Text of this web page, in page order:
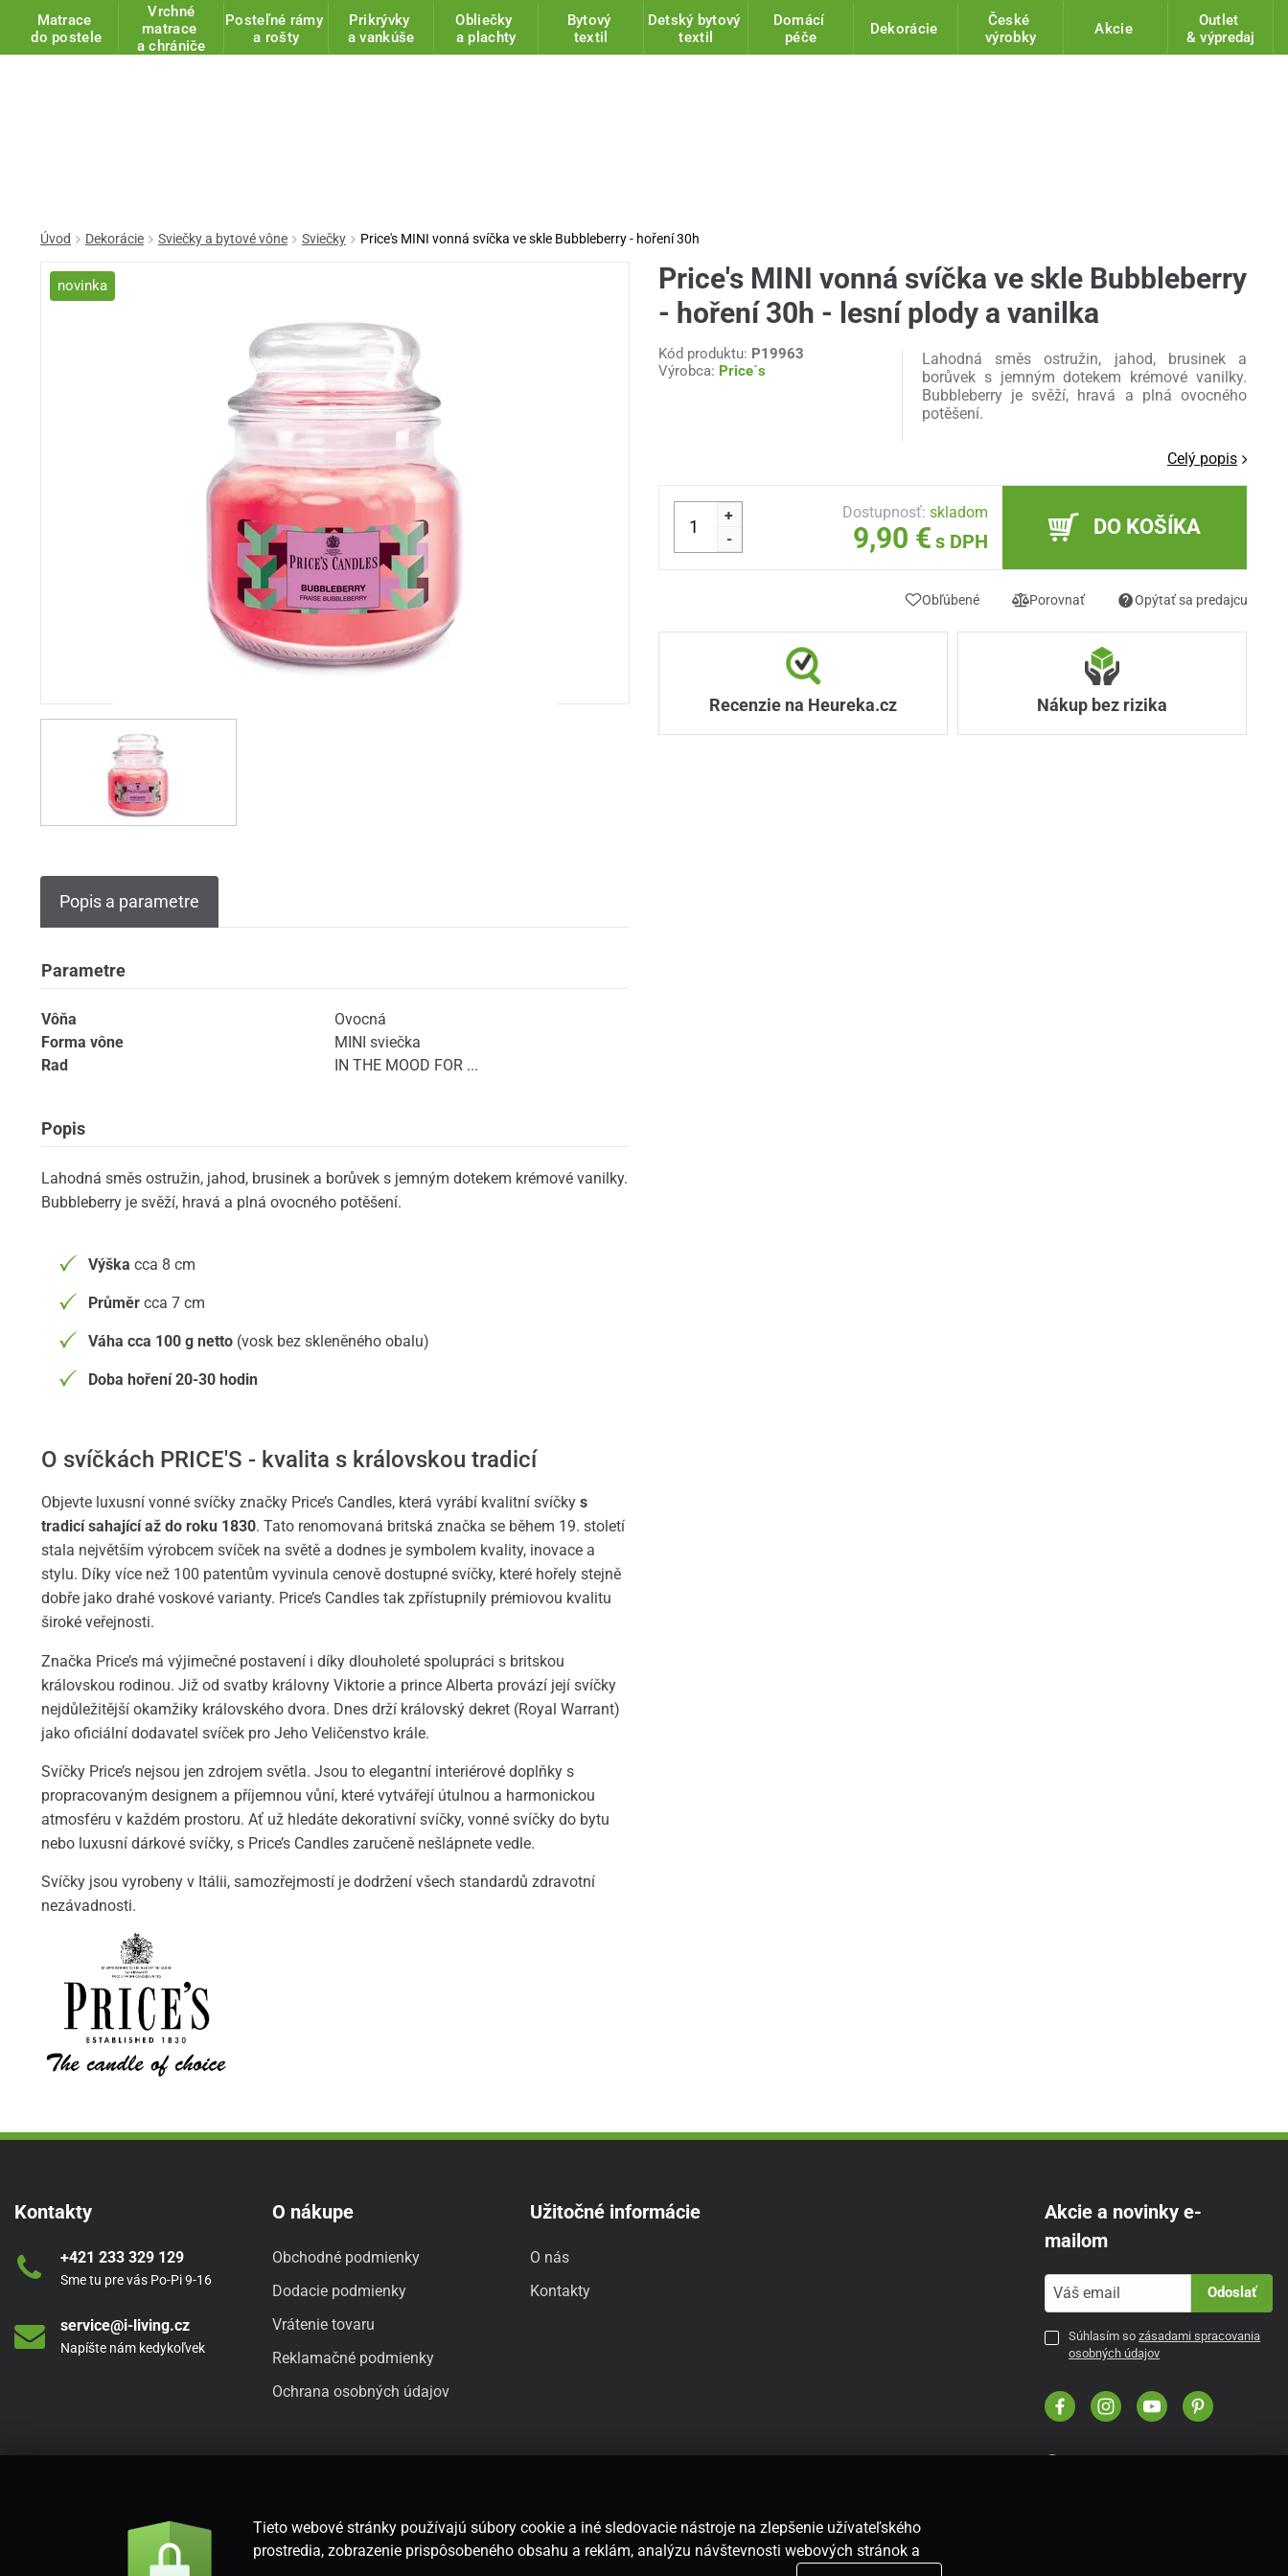
Matrace
do postele
Vrchné
matrace
a chrániče
Posteľné rámy
a rošty
Prikrývky
a vankúše
Obliečky
a plachty
Bytový
textil
Detský bytový
textil
Domácí
péče
Dekorácie
České
výrobky
Akcie
Outlet
& výpredaj
Úvod Dekorácie Sviečky a bytové vône Sviečky Price's MINI vonná svíčka ve skle Bubbleberry - hoření 30h
novinka
Popis a parametre
Parametre
Vôňa
Ovocná
Forma vône
MINI sviečka
Rad
IN THE MOOD FOR ...
Popis
Lahodná směs ostružin, jahod, brusinek a borůvek s jemným dotekem krémové vanilky.
Bubbleberry je svěží, hravá a plná ovocného potěšení.
Výška cca 8 cm
Průměrcca 7 cm
Váha cca 100 g netto(vosk bez skleněného obalu)
Doba hoření 20-30 hodin
O svíčkách PRICE'S - kvalita s královskou tradicí
Objevte luxusní vonné svíčky značky Price’s Candles, která vyrábí kvalitní svíčky s
tradicí sahající až do roku 1830. Tato renomovaná britská značka se během 19. století
stala největším výrobcem svíček na světě a dodnes je symbolem kvality, inovace a
stylu. Díky více než 100 patentům vyvinula cenově dostupné svíčky, které hořely stejně
dobře jako drahé voskové varianty. Price’s Candles tak zpřístupnily prémiovou kvalitu
široké veřejnosti.
Značka Price’s má výjimečné postavení i díky dlouholeté spolupráci s britskou
královskou rodinou. Již od svatby královny Viktorie a prince Alberta provází její svíčky
nejdůležitější okamžiky královského dvora. Dnes drží královský dekret (Royal Warrant)
jako oficiální dodavatel svíček pro Jeho Veličenstvo krále.
Svíčky Price’s nejsou jen zdrojem světla. Jsou to elegantní interiérové doplňky s
propracovaným designem a příjemnou vůní, které vytvářejí útulnou a harmonickou
atmosféru v každém prostoru. Ať už hledáte dekorativní svíčky, vonné svíčky do bytu
nebo luxusní dárkové svíčky, s Price’s Candles zaručeně nešlápnete vedle.
Svíčky jsou vyrobeny v Itálii, samozřejmostí je dodržení všech standardů zdravotní
nezávadnosti.
Price's MINI vonná svíčka ve skle Bubbleberry
- hoření 30h - lesní plody a vanilka
Kód produktu: P19963
Výrobca: Price´s
Lahodná směs ostružin, jahod, brusinek a
borůvek s jemným dotekem krémové vanilky.
Bubbleberry je svěží, hravá a plná ovocného
potěšení.
Celý popis
+
-
Dostupnosť: skladom
9,90 € s DPH
DO KOŠÍKA
Obľúbené Porovnať Opýtať sa predajcu
Recenzie na Heureka.cz Nákup bez rizika
Kontakty
+421 233 329 129
Sme tu pre vás Po-Pi 9-16
service@i-living.cz
Napíšte nám kedykoľvek
O nákupe
Obchodné podmienky
Dodacie podmienky
Vrátenie tovaru
Reklamačné podmienky
Ochrana osobných údajov
Užitočné informácie
O nás
Kontakty
Akcie a novinky e-
mailom
Odoslať
Súhlasím sozásadami spracovania
osobných údajov
Tieto webové stránky používajú súbory cookie a iné sledovacie nástroje na zlepšenie užívateľského
prostredia, zobrazenie prispôsobeného obsahu a reklám, analýzu návštevnosti webových stránok a